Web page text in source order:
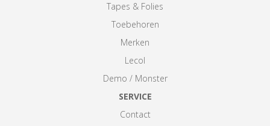
Tapes & Folies
Toebehoren
Merken
Lecol
Demo / Monster
SERVICE
Contact